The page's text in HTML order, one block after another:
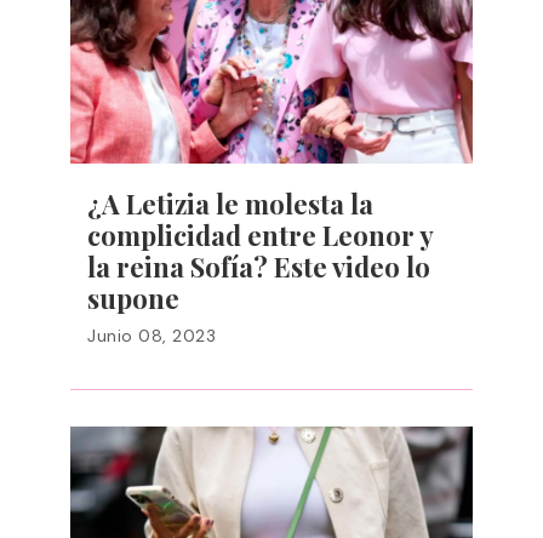
¿A Letizia le molesta la
complicidad entre Leonor y
la reina Sofía? Este video lo
supone
Junio 08, 2023